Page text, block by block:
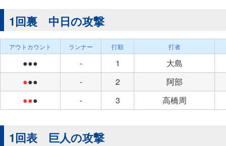
1回裏 中日の攻撃
アウトカウント ランナー 打順 打者
●●● - 1
大島
●●● - 2
阿部
●●● - 3 高橋周
1回表 巨人の攻撃